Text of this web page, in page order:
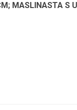
MASLINASTA S